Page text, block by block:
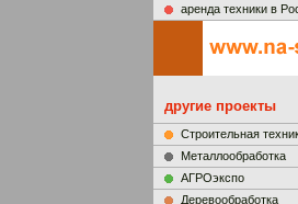
аренда техники в
другие проекты
Строительная
Металлообработка
АГРОэкспо
Деревообработка